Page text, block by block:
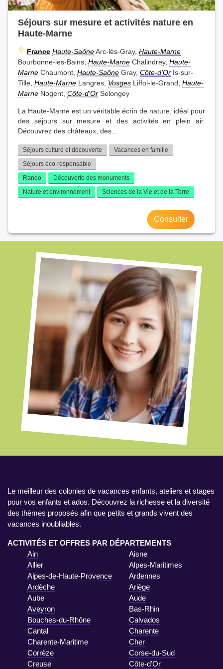
Séjours sur mesure et activités nature en
Haute-Marne
France Haute-SaôneArc-lès-Gray, Haute-Marne
Bourbonne-les-Bains, Haute-Marne Chalindrey, Haute-
Marne Chaumont, Haute-Saône Gray, Côte-d'Or Is-sur-
Tille, Haute-Marne Langres, Vosges Liffol-le-Grand, Haute-
Marne Nogent, Côte-d'Or Selongey
La Haute-Marne est un véritable écrin de nature, idéal pour
des séjours sur mesure et des activités en plein air.
Découvrez des châteaux, des...
Séjours culture et découverte
Vacances en famille
Séjours éco-responsable
Rando
Découverte des monuments
Nature et environnement
Sciences de la Vie et de la Terre
Consulter
Le meilleur des colonies de vacances enfants, ateliers et stages
pour vos enfants et ados. Découvrez la richesse et la diversité
des thèmes proposés afin que petits et grands vivent des
vacances inoubliables.
ACTIVITÉS ET OFFRES PAR DÉPARTEMENTS
Ain
Aisne
Allier
Alpes-Maritimes
Alpes-de-Haute-Provence
Ardennes
Ardèche
Ariège
Aube
Aude
Aveyron
Bas-Rhin
Bouches-du-Rhône
Calvados
Cantal
Charente
Charente-Maritime
Cher
Corrèze
Corse-du-Sud
Creuse
Côte-d'Or